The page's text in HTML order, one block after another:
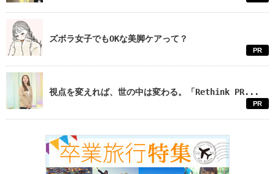
ズボラ女子でもOKな美脚ケアって？
PR
視点を変えれば、世の中は変わる。「Rethink PR...
PR